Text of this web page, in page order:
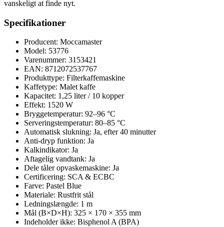
vanskeligt at finde nyt.
Specifikationer
Producent: Moccamaster
Model: 53776
Varenummer: 3153421
EAN: 8712072537767
Produkttype: Filterkaffemaskine
Kaffetype: Malet kaffe
Kapacitet: 1,25 liter / 10 kopper
Effekt: 1520 W
Bryggetemperatur: 92–96 °C
Serveringstemperatur: 80–85 °C
Automatisk slukning: Ja, efter 40 minutter
Anti-dryp funktion: Ja
Kalkindikator: Ja
Aftagelig vandtank: Ja
Dele tåler opvaskemaskine: Ja
Certificering: SCA & ECBC
Farve: Pastel Blue
Materiale: Rustfrit stål
Ledningslængde: 1 m
Mål (B×D×H): 325 × 170 × 355 mm
Indeholder ikke: Bisphenol A (BPA)